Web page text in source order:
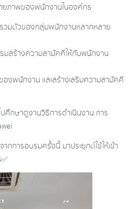
ยภาพของพนักงานในองค์กร
วมตัวของกลุ่มพนักงานหลากหลาย
มสร้างความสามัคคีให้กับพนักงาน
องพนักงาน และสร้างเสริมความสามัคคี
กษาดูงาน วิธีการดำเนินงาน การ
กการอบรมครั้งนี้ มาประยุกต์ใช้ให้เข้า